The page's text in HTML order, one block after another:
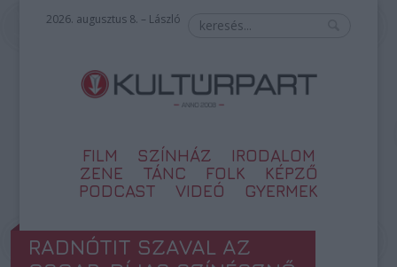
2026. augusztus 8. – László
FILM SZÍNHÁZ
IRODALOM
ZENE
TÁNC FOLK
KÉPZŐ
PODCAST
VIDEÓ GYERMEK
RADNÓTIT SZAVAL AZ